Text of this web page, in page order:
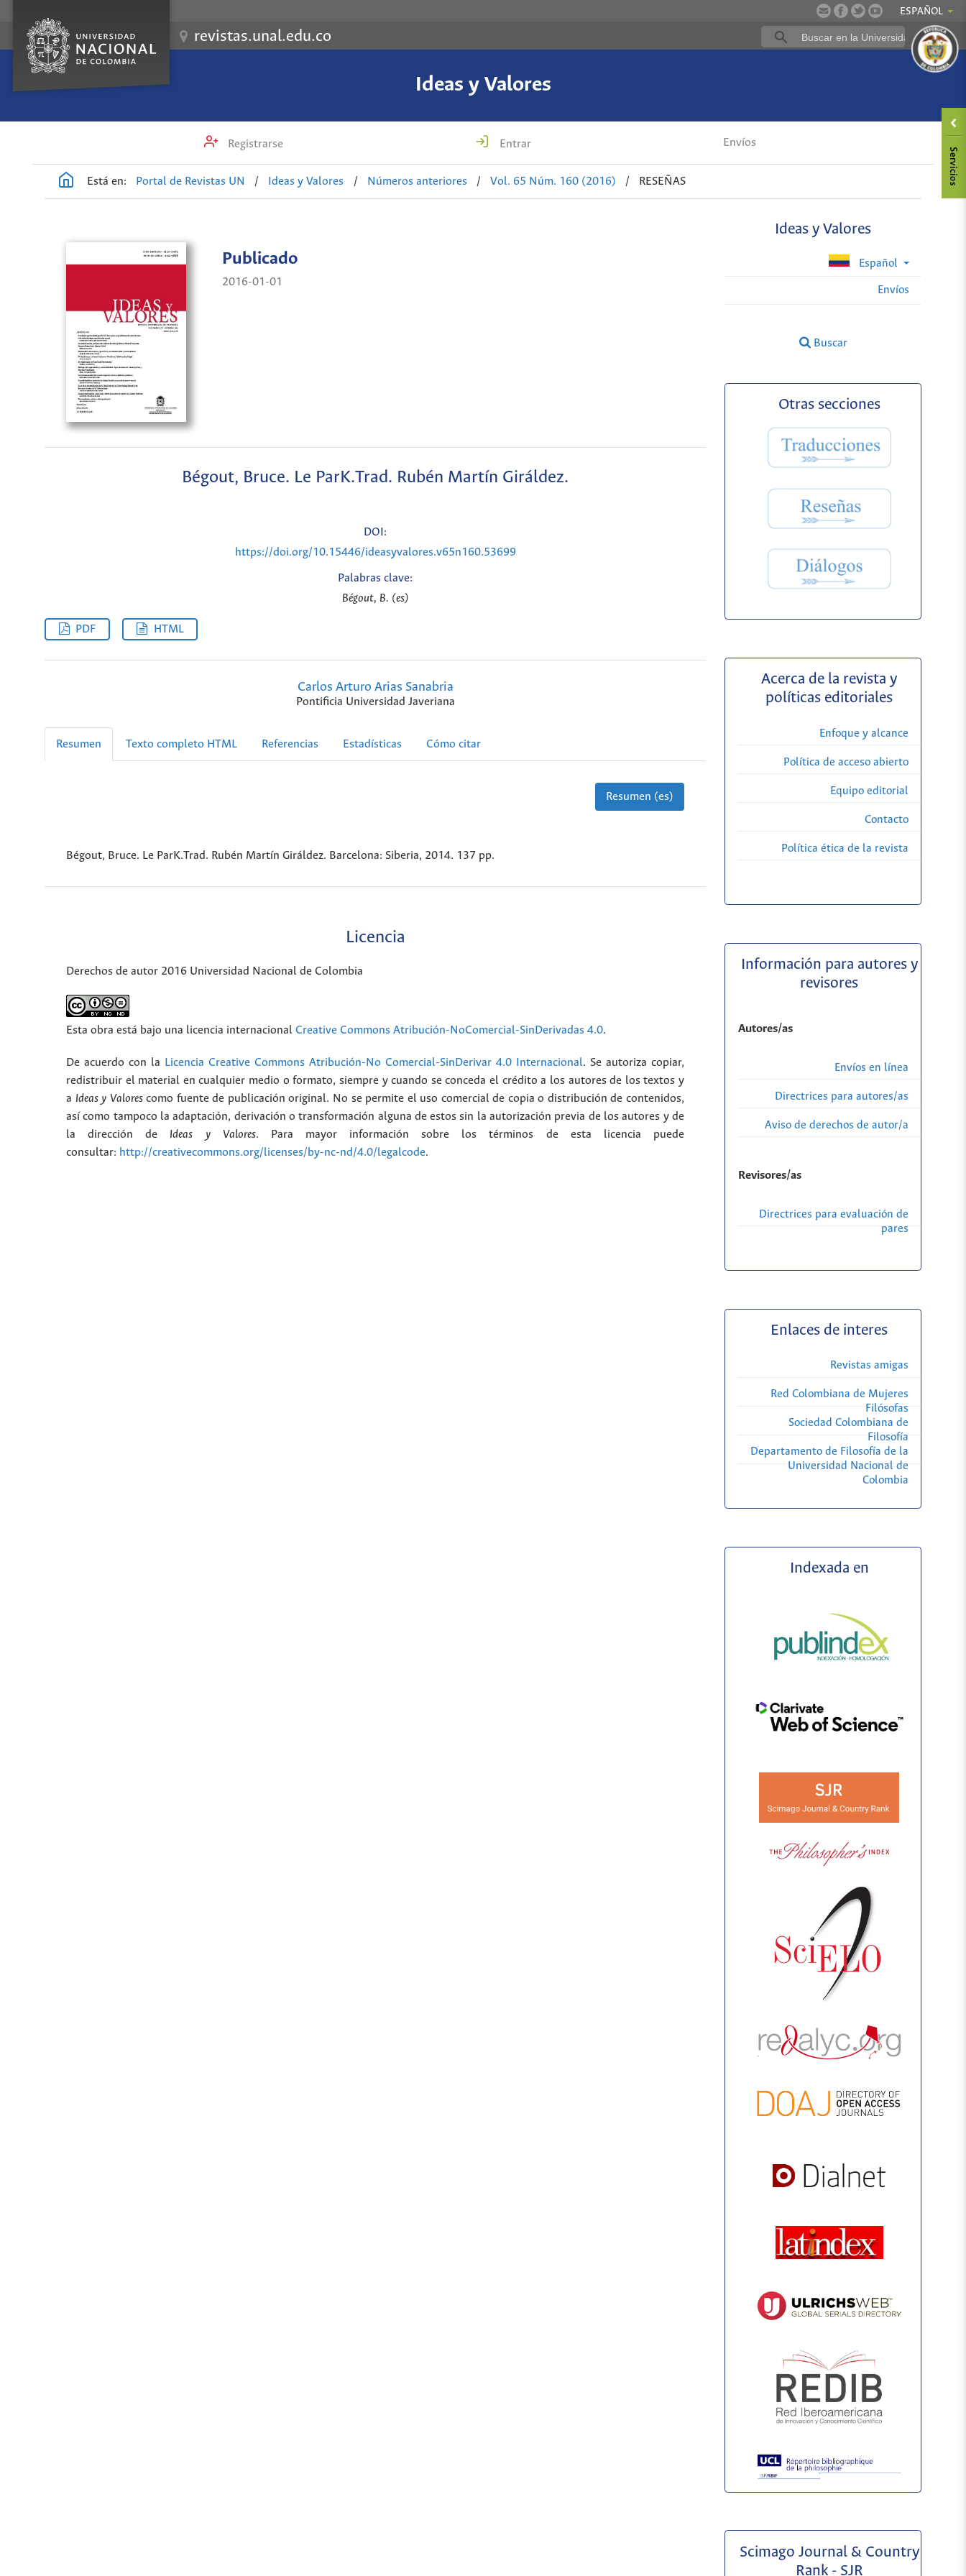
ESPAÑOL
revistas.unal.edu.co
Ideas y Valores
Registrarse Entrar Envíos
Está en: Portal de Revistas UN / Ideas y Valores / Números anteriores / Vol. 65 Núm. 160 (2016) / RESEÑAS
Ideas y Valores
Español
Envíos
Buscar
Publicado
2016-01-01
Bégout, Bruce. Le ParK.Trad. Rubén Martín Giráldez.
DOI:
https://doi.org/10.15446/ideasyvalores.v65n160.53699
Palabras clave:
Bégout, B. (es)
PDF HTML
Carlos Arturo Arias Sanabria
Pontificia Universidad Javeriana
Resumen Texto completo HTML Referencias Estadísticas Cómo citar
Resumen (es)
Bégout, Bruce. Le ParK.Trad. Rubén Martín Giráldez. Barcelona: Siberia, 2014. 137 pp.
Licencia
Derechos de autor 2016 Universidad Nacional de Colombia
Esta obra está bajo una licencia internacional Creative Commons Atribución-NoComercial-SinDerivadas 4.0.
De acuerdo con la Licencia Creative Commons Atribución-No Comercial-SinDerivar 4.0 Internacional. Se autoriza copiar,
redistribuir el material en cualquier medio o formato, siempre y cuando se conceda el crédito a los autores de los textos y
a Ideas y Valorescomo fuente de publicación original. No se permite el uso comercial de copia o distribución de contenidos,
así como tampoco la adaptación, derivación o transformación alguna de estos sin la autorización previa de los autores y de
la dirección de Ideas y Valores. Para mayor información sobre los términos de esta licencia puede
consultar: http://creativecommons.org/licenses/by-nc-nd/4.0/legalcode.
Otras secciones
Acerca de la revista y
políticas editoriales
Enfoque y alcance
Política de acceso abierto
Equipo editorial
Contacto
Política ética de la revista
Información para autores y
revisores
Autores/as
Envíos en línea
Directrices para autores/as
Aviso de derechos de autor/a
Revisores/as
Directrices para evaluación de
pares
Enlaces de interes
Revistas amigas
Red Colombiana de Mujeres
Filósofas
Sociedad Colombiana de
Filosofía
Departamento de Filosofía de la
Universidad Nacional de
Colombia
Indexada en
Scimago Journal & Country
Rank - SJR